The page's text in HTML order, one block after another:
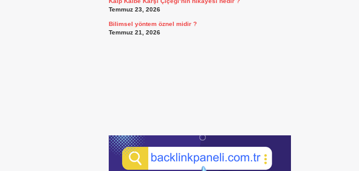
Temmuz 23, 2026
Bilimsel yöntem öznel midir ?
Temmuz 21, 2026